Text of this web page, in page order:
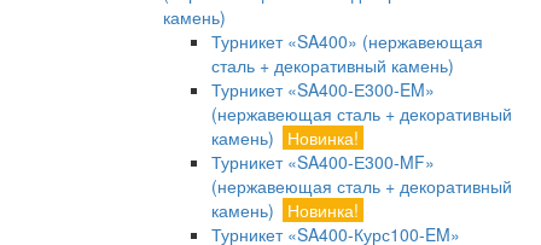
камень)
Турникет «SA400» (нержавеющая
сталь + декоративный камень)
Турникет «SA400-Е300-EM»
(нержавеющая сталь + декоративный
камень)
Новинка!
Турникет «SA400-Е300-MF»
(нержавеющая сталь + декоративный
камень)
Новинка!
Турникет «SA400-Курс100-EM»